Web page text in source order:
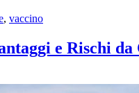
, vaccino
e Rischi da